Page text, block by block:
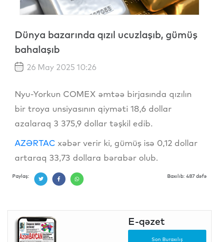
Dünya bazarında qızıl ucuzlaşıb, gümüş
bahalaşıb
26 May 2025 10:26
Nyu-Yorkun COMEX əmtəə birjasında qızılın
bir troya unsiyasının qiyməti 18,6 dollar
azalaraq 3 375,9 dollar təşkil edib.
AZƏRTAC xəbər verir ki, gümüş isə 0,12 dollar
artaraq 33,73 dollara bərabər olub.
Paylaş: Baxılıb: 487 dəfə
E-qəzet
Son Buraxılış